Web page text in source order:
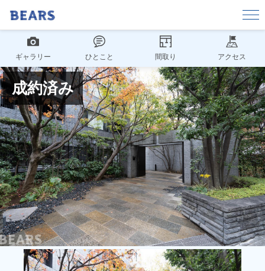
ギャラリー ひとこと 間取り アクセス
成約済み